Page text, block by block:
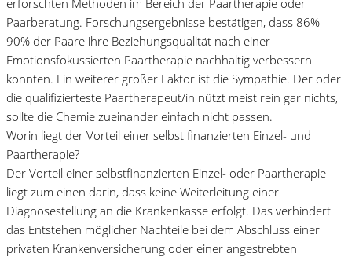
Paarberatung. Forschungsergebnisse bestätigen, dass 86% -
90% der Paare ihre Beziehungsqualität nach einer
Emotionsfokussierten Paartherapie nachhaltig verbessern
konnten. Ein weiterer großer Faktor ist die Sympathie. Der oder
die qualifizierteste Paartherapeut/in nützt meist rein gar nichts,
sollte die Chemie zueinander einfach nicht passen.
Worin liegt der Vorteil einer selbst finanzierten Einzel- und
Paartherapie?
Der Vorteil einer selbstfinanzierten Einzel- oder Paartherapie
liegt zum einen darin, dass keine Weiterleitung einer
Diagnosestellung an die Krankenkasse erfolgt. Das verhindert
das Entstehen möglicher Nachteile bei dem Abschluss einer
privaten Krankenversicherung oder einer angestrebten